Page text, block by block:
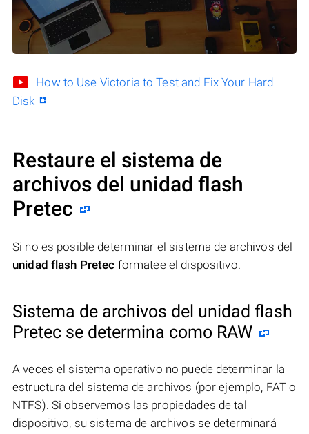
How to Use Victoria to Test and Fix Your Hard
Disk
Restaure el sistema de
archivos del unidad flash
Pretec
Si no es posible determinar el sistema de archivos del
unidad flash Pretec formatee el dispositivo.
Sistema de archivos del unidad flash
Pretec se determina como RAW
A veces el sistema operativo no puede determinar la
estructura del sistema de archivos (por ejemplo, FAT o
NTFS). Si observemos las propiedades de tal
dispositivo, su sistema de archivos se determinará